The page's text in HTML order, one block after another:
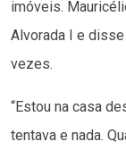
imóveis.
Alvorada I e
vezes.
“Estou na casa
tentava e nada.